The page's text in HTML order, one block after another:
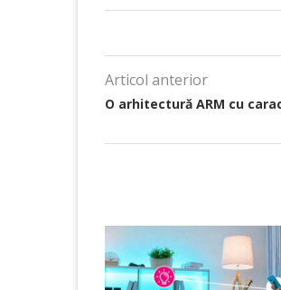
Articol anterior
O arhitectură ARM cu